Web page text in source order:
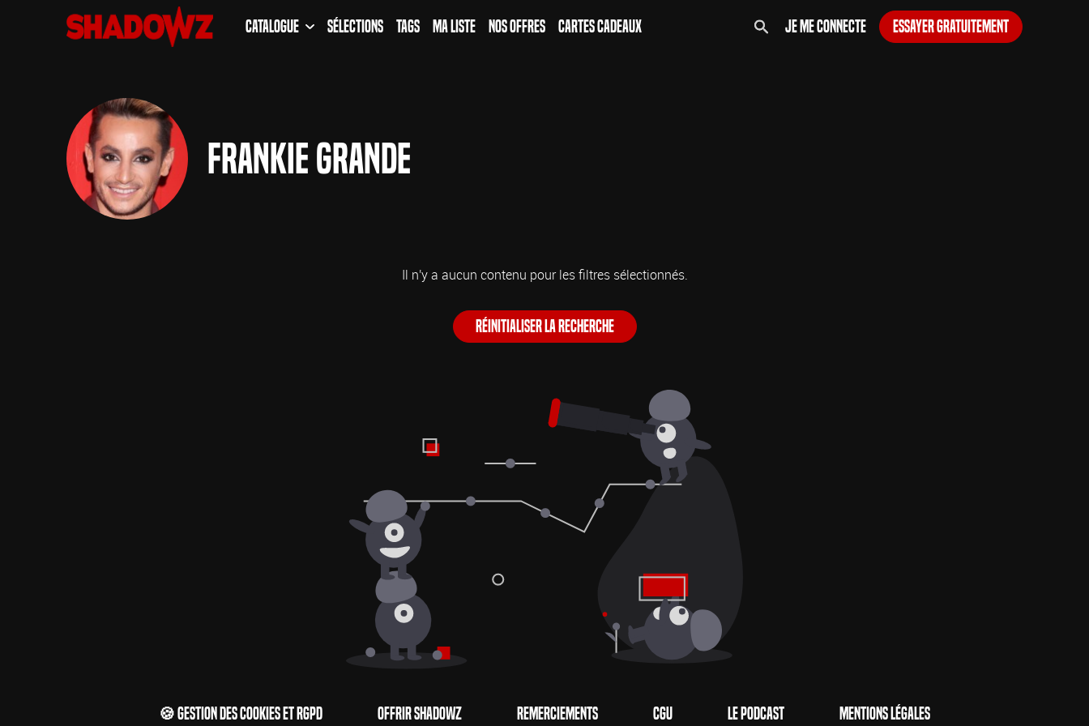
Catalogue Sélections Tags Ma Liste Nos Offres Cartes Cadeaux Je me connecte Essayer gratuitement
Frankie Grande
Il n'y a aucun contenu pour les filtres sélectionnés.
Réinitialiser la recherche
🍪 Gestion des cookies et RGPD Offrir Shadowz Remerciements CGU Le Podcast Mentions Légales